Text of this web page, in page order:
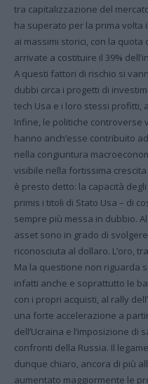
tra capitalizzazione del
ha superato per la prima volta
ai massimi storici, con la quota
arrivate a costituire il 39%
A questi fattori di rischio si
dubbi circa i progetti di
tech Usa e i loro stessi profitti,
Infine, le politiche controverse
hanno anch’esse contribuito
nella congiuntura
visibile nella fortissima
è presto detto: la capacità
primis i titoli di Stato Usa – di
sempre più messa in dubbio.
asset sono in grado di
riconosciuta al dollaro. L’oro,
Ma la questione non riguarda
infatti anche e soprattutto le
con i propri acquisti, al rally
una forte accelerazione a
dell’Ucraina e l’imposizione
confronti della Russia. Il
dunque chiaro, ancora di più
aumentato maggiormente le